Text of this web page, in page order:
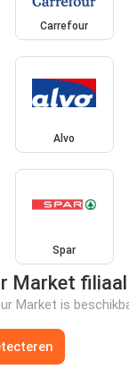
Carrefour
Alvo
Spar
Market filiaal
Market is